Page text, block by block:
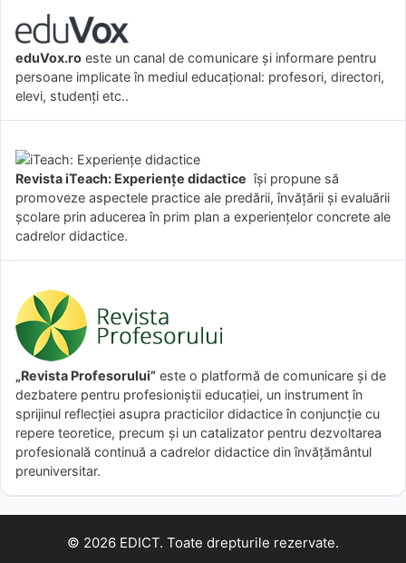
eduVox.ro este un canal de comunicare și informare pentru
persoane implicate în mediul educațional: profesori, directori,
elevi, studenți etc..
Revista iTeach: Experienţe didactice îşi propune să
promoveze aspectele practice ale predării, învăţării şi evaluării
şcolare prin aducerea în prim plan a experienţelor concrete ale
cadrelor didactice.
„Revista Profesorului” este o platformă de comunicare și de
dezbatere pentru profesioniștii educației, un instrument în
sprijinul reflecției asupra practicilor didactice în conjuncție cu
repere teoretice, precum și un catalizator pentru dezvoltarea
profesională continuă a cadrelor didactice din învățământul
preuniversitar.
© 2026 EDICT. Toate drepturile rezervate.